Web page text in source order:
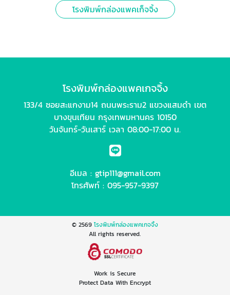
โรงพิมพ์กล่องแพคเก็จจิ้ง
โรงพิมพ์กล่องแพคเกจจิ้ง
133/4 ซอยสะแกงาม14 ถนนพระราม2 แขวงแสมดำ เขต
บางขุนเทียน กรุงเทพมหานคร 10150
วันจันทร์-วันเสาร์ เวลา 08:00-17:00 น.
อีเมล : gtip111@gmail.com
โทรศัพท์ : 095-957-9397
© 2569 โรงพิมพ์กล่องแพคเกจจิ้ง
All rights reserved.
Work is Secure
Protect Data With Encrypt